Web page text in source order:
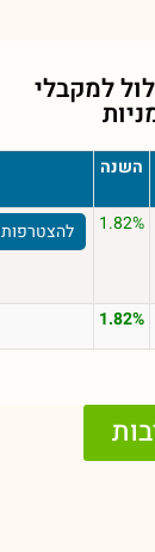
למקבלי
השנה
1.82% להצטרפות
1.82%